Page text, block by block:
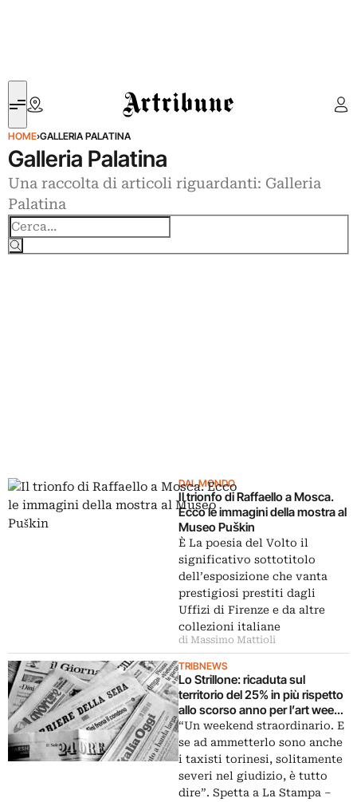
Artribune
HOME›GALLERIA PALATINA
Galleria Palatina
Una raccolta di articoli riguardanti: Galleria
Palatina
DAL MONDO
Il trionfo di Raffaello a Mosca.
Ecco le immagini della mostra al
Museo Puškin
È La poesia del Volto il
significativo sottotitolo
dell’esposizione che vanta
prestigiosi prestiti dagli
Uffizi di Firenze e da altre
collezioni italiane
di Massimo Mattioli
TRIBNEWS
Lo Strillone: ricaduta sul
territorio del 25% in più rispetto
allo scorso anno per l’art week
torinese su La Stampa. E poi
Marco Chiarini, How to Spend it
“Un weekend straordinario. E
se ad ammetterlo sono anche
i taxisti torinesi, solitamente
severi nel giudizio, è tutto
dire”. Spetta a La Stampa –